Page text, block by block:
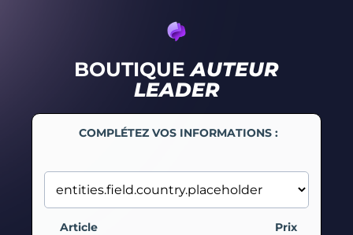
BOUTIQUEAUTEUR
LEADER
COMPLÉTEZ VOS INFORMATIONS :
Article Prix